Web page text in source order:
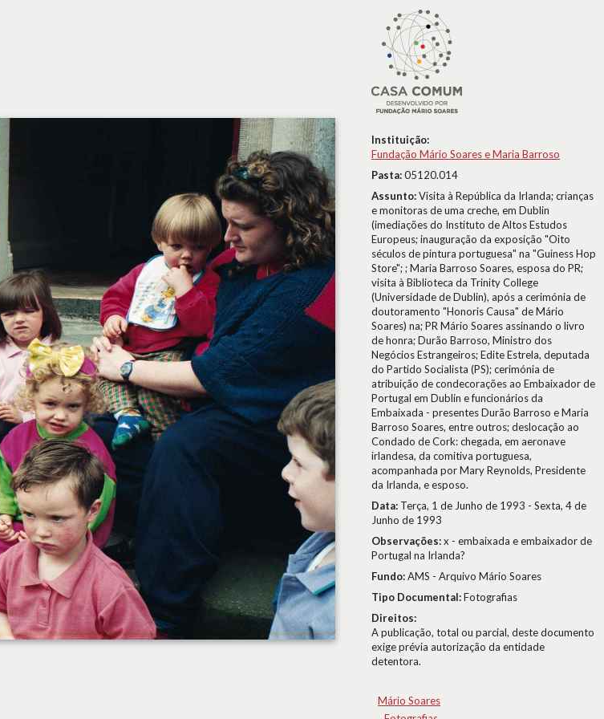
Instituição:
Fundação Mário Soares e Maria Barroso
Pasta:05120.014
Assunto:Visita à República da Irlanda; crianças
e monitoras de uma creche, em Dublin
(imediações do Instituto de Altos Estudos
Europeus; inauguração da exposição "Oito
séculos de pintura portuguesa" na "Guiness Hop
Store"; ; Maria Barroso Soares, esposa do PR;
visita à Biblioteca da Trinity College
(Universidade de Dublin), após a cerimónia de
doutoramento "Honoris Causa" de Mário
Soares) na; PR Mário Soares assinando o livro
de honra; Durão Barroso, Ministro dos
Negócios Estrangeiros; Edite Estrela, deputada
do Partido Socialista (PS); cerimónia de
atribuição de condecorações ao Embaixador de
Portugal em Dublin e funcionários da
Embaixada - presentes Durão Barroso e Maria
Barroso Soares, entre outros; deslocação ao
Condado de Cork: chegada, em aeronave
irlandesa, da comitiva portuguesa,
acompanhada por Mary Reynolds, Presidente
da Irlanda, e esposo.
Data: Terça, 1 de Junho de 1993 - Sexta, 4 de
Junho de 1993
Observações:x - embaixada e embaixador de
Portugal na Irlanda?
Fundo:AMS - Arquivo Mário Soares
Tipo Documental:Fotografias
Direitos:
A publicação, total ou parcial, deste documento
exige prévia autorização da entidade
detentora.
Mário Soares